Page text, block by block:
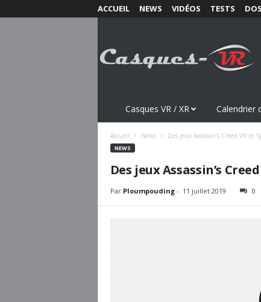
ACCUEIL NEWS VIDÉOS TESTS
s
Casques VR / XR Calendrier
Accueil News Des jeux Assassin’s Creed VR
NEWS
Des jeux Assassin’s
Par Ploumpouding- 11 juillet 2019 0